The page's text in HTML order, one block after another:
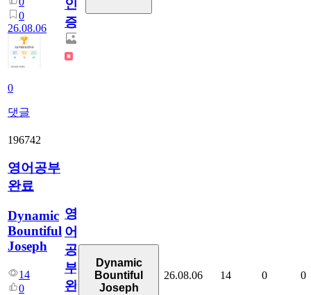
0
26.08.06
0
댓글
인
증
196742
영어공부
완료
Dynamic
Bountiful
Joseph
14
0
영
어
공
부
완
Dynamic
Bountiful
Joseph
26.08.06 14 0 0